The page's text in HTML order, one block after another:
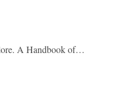
A Handbook of…